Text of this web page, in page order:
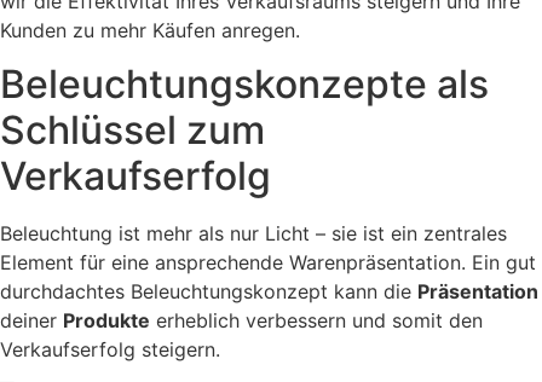
Kunden zu mehr Käufen anregen.
Beleuchtungskonzepte als
Schlüssel zum
Verkaufserfolg
Beleuchtung ist mehr als nur Licht – sie ist ein zentrales
Element für eine ansprechende Warenpräsentation. Ein gut
durchdachtes Beleuchtungskonzept kann die Präsentation
deiner Produkte erheblich verbessern und somit den
Verkaufserfolg steigern.